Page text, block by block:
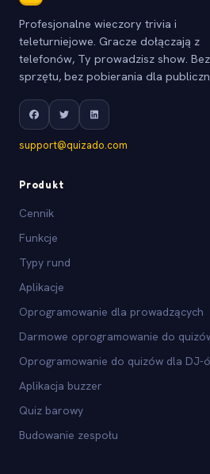
Profesjonalne wieczory trivia i
teleturniejowe. Gracze dołączają z
telefonów, Ty prowadzisz show. Bez
sprzętu, bez pobierania dla
support@quizado.com
Produkt
Cennik
Funkcje
Typy rund
Aplikacje
Oprogramowanie dla prowadzących
Darmowe oprogramowanie do
Oprogramowanie do quizów dla DJ-
Aplikacja buzzer
Quiz barowy
Budowanie zespołu